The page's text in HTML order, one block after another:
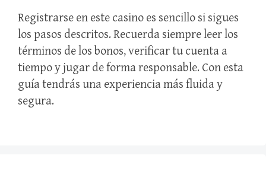
Registrarse en este casino es sencillo si sigues
los pasos descritos. Recuerda siempre leer los
términos de los bonos, verificar tu cuenta a
tiempo y jugar de forma responsable. Con esta
guía tendrás una experiencia más fluida y
segura.